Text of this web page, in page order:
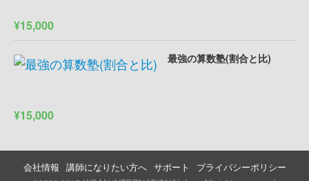
¥15,000
最強の算数塾(割合と比)
¥15,000
会社情報 講師になりたい方へ サポート
プライバシーポリシー